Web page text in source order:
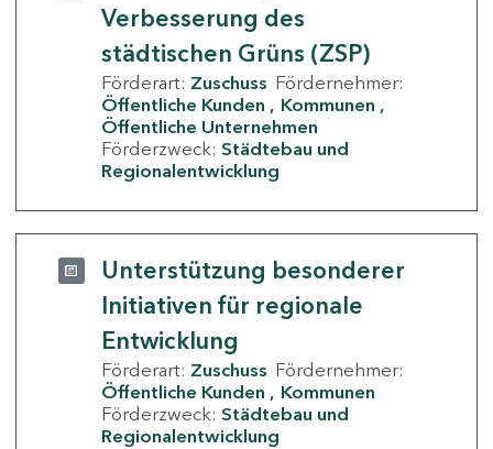
Verbesserung des
städtischen Grüns (ZSP)
Förderart: Zuschuss Fördernehmer:
Öffentliche Kunden
Kommunen
Öffentliche Unternehmen
Förderzweck: Städtebau und
Regionalentwicklung
Unterstützung besonderer
Initiativen für regionale
Entwicklung
Förderart: Zuschuss Fördernehmer:
Öffentliche Kunden
Kommunen
Förderzweck: Städtebau und
Regionalentwicklung